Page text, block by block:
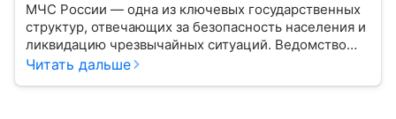
МЧС России — одна из ключевых государственных
структур, отвечающих за безопасность населения и
ликвидацию чрезвычайных ситуаций. Ведомство
играет важную роль в защите граждан от
Читать дальше